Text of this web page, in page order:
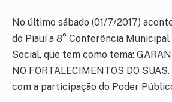
No último sábado (01/7/2017)
do Piauí a 8° Conferência
Social, que tem como tema:
NO FORTALECIMENTOS DO
com a participação do Poder